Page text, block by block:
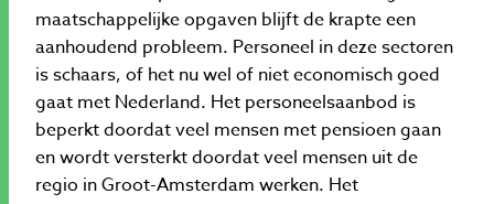
maatschappelijke opgaven blijft de krapte een
aanhoudend probleem. Personeel in deze sectoren
is schaars, of het nu wel of niet economisch goed
gaat met Nederland. Het personeelsaanbod is
beperkt doordat veel mensen met pensioen gaan
en wordt versterkt doordat veel mensen uit de
regio in Groot-Amsterdam werken. Het